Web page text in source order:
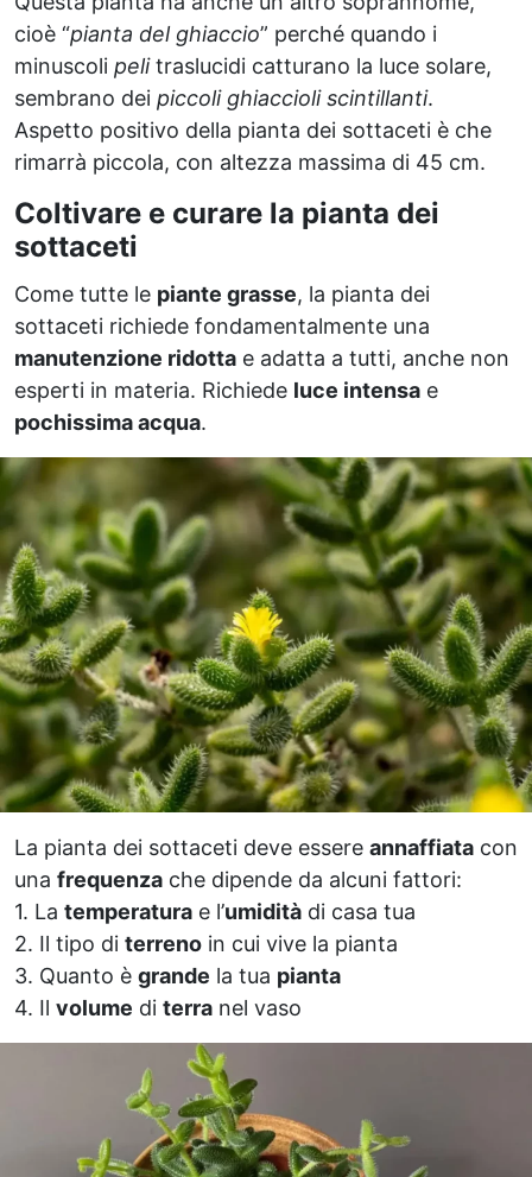
cioè “pianta del ghiaccio” perché quando i
minuscoli pelitraslucidi catturano la luce solare,
sembrano dei piccoli ghiaccioli scintillanti.
Aspetto positivo della pianta dei sottaceti è che
rimarrà piccola, con altezza massima di 45 cm.
Coltivare e curare la pianta dei
sottaceti
Come tutte le piante grasse, la pianta dei
sottaceti richiede fondamentalmente una
manutenzione ridotta e adatta a tutti, anche non
esperti in materia. Richiede luce intensa e
pochissima acqua.
La pianta dei sottaceti deve essere annaffiata con
una frequenza che dipende da alcuni fattori:
1. La temperatura e l’umidità di casa tua
2. Il tipo di terreno in cui vive la pianta
3. Quanto è grande la tua pianta
4. Il volume di terra nel vaso